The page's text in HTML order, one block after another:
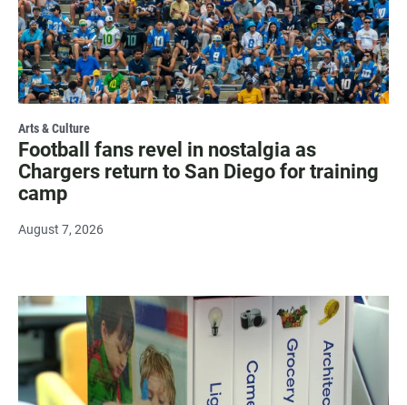
Arts & Culture
Football fans revel in nostalgia as
Chargers return to San Diego for training
camp
August 7, 2026